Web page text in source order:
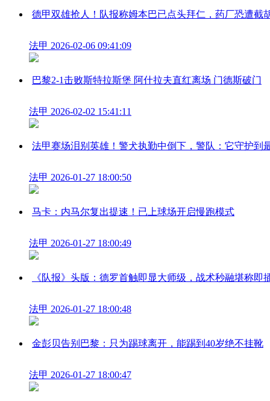
德甲双雄抢人！队报称姆本巴已点头拜仁，药厂恐遭截
法甲 2026-02-06 09:41:09
巴黎2-1击败斯特拉斯堡 阿什拉夫直红离场 门德斯破门
法甲 2026-02-02 15:41:11
法甲赛场泪别英雄！警犬执勤中倒下，警队：它守护到
法甲 2026-01-27 18:00:50
马卡：内马尔复出提速！已上球场开启慢跑模式
法甲 2026-01-27 18:00:49
《队报》头版：德罗首触即显大师级，战术秒融堪称即
法甲 2026-01-27 18:00:48
金彭贝告别巴黎：只为踢球离开，能踢到40岁绝不挂靴
法甲 2026-01-27 18:00:47